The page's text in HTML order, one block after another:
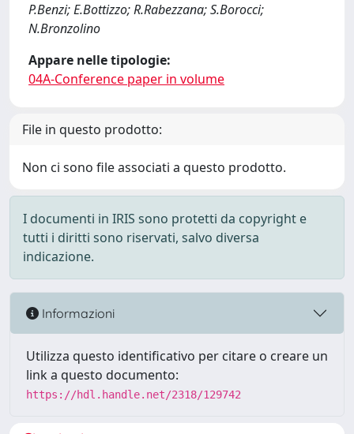
P.Benzi; E.Bottizzo; R.Rabezzana; S.Borocci;
N.Bronzolino
Appare nelle tipologie:
04A-Conference paper in volume
File in questo prodotto:
Non ci sono file associati a questo prodotto.
I documenti in IRIS sono protetti da copyright e
tutti i diritti sono riservati, salvo diversa
indicazione.
Informazioni
Utilizza questo identificativo per citare o creare un
link a questo documento:
https://hdl.handle.net/2318/129742